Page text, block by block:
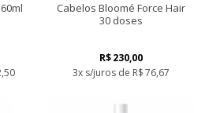
Cabelos Bloomé Force Hair
30 doses
R$ 230,00
3x s/juros de R$76,67